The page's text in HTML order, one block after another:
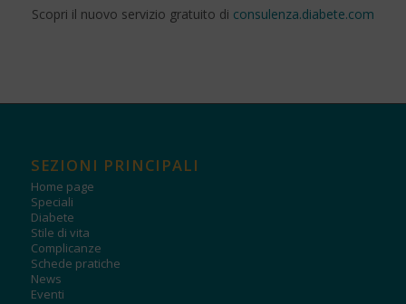
Scopri il nuovo servizio gratuito di consulenza.diabete.com
SEZIONI PRINCIPALI
Home page
Speciali
Diabete
Stile di vita
Complicanze
Schede pratiche
News
Eventi